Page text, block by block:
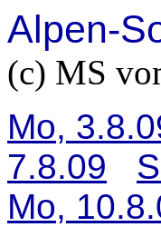
Alpen-
(c) MS
Mo,
7.8.09
Mo,